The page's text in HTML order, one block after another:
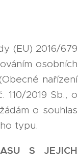
(EU) 2016/679
osobních
nařízení
2019 Sb., o
o souhlas
typu.
S JEJICH